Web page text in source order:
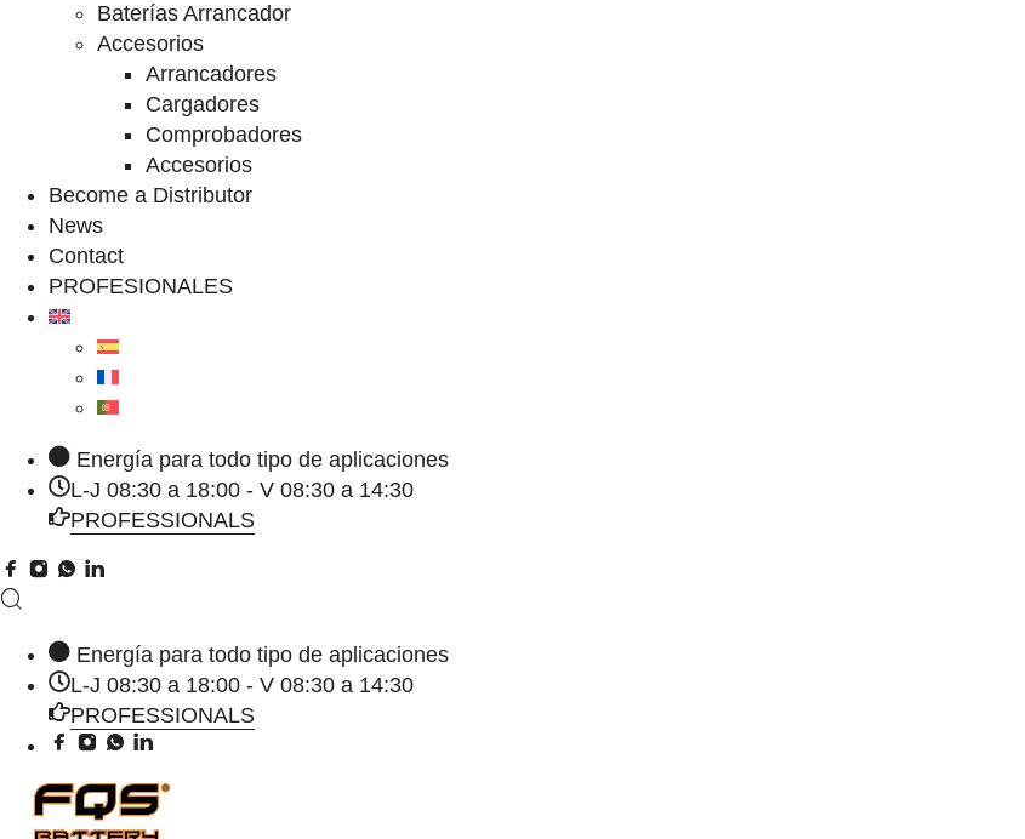
Baterías Arrancador
Accesorios
Arrancadores
Cargadores
Comprobadores
Accesorios
Become a Distributor
News
Contact
PROFESIONALES
Energía para todo tipo de aplicaciones
L-J 08:30 a 18:00 - V 08:30 a 14:30
PROFESSIONALS
Energía para todo tipo de aplicaciones
L-J 08:30 a 18:00 - V 08:30 a 14:30
PROFESSIONALS